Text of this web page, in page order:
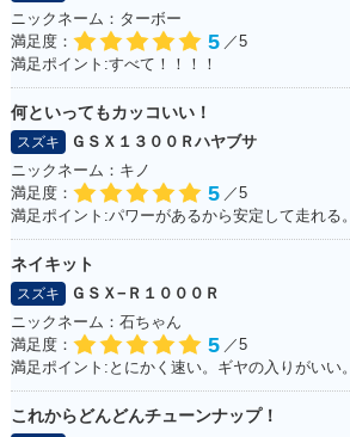
ニックネーム：ターボー
満足度：
5 ／5
満足ポイント:すべて！！！！
何といってもカッコいい！
スズキ
ＧＳＸ１３００Ｒハヤブサ
ニックネーム：キノ
満足度：
5 ／5
満足ポイント:パワーがあるから安定して走れる。
ネイキット
スズキ
ＧＳＸ−Ｒ１０００Ｒ
ニックネーム：石ちゃん
満足度：
5 ／5
これからどんどんチューンナップ！